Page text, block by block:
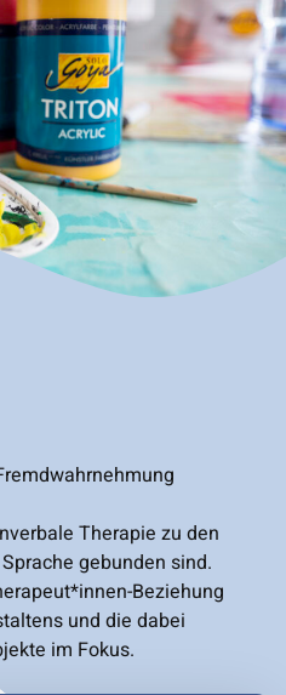
Therapie zu den
gebunden sind.
Beziehung
und die dabei
im Fokus.